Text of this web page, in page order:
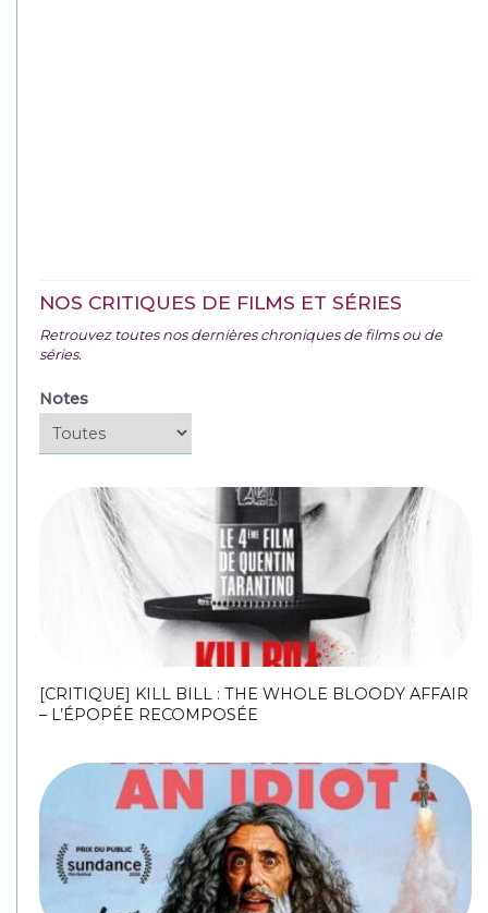
NOS CRITIQUES DE FILMS ET SÉRIES
Retrouvez toutes nos dernières chroniques de films ou de
séries.
Notes
[CRITIQUE] KILL BILL : THE WHOLE BLOODY AFFAIR
– L’ÉPOPÉE RECOMPOSÉE